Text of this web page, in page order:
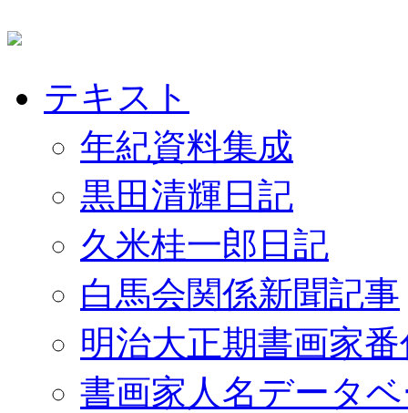
テキスト
年紀資料集成
黒田清輝日記
久米桂一郎日記
白馬会関係新聞記事
明治大正期書画家
書画家人名データ